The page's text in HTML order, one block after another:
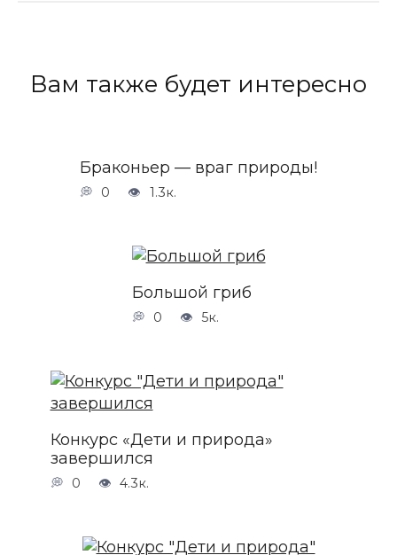
Вам также будет интересно
Браконьер — враг природы!
0 1.3к.
Большой гриб
0 5к.
Конкурс «Дети и природа»
завершился
0 4.3к.